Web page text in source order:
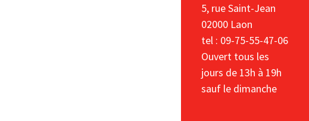
5, rue Saint-Jean
02000 Laon
tel : 09-75-55-47-06
Ouvert tous les
jours de 13h à 19h
sauf le dimanche